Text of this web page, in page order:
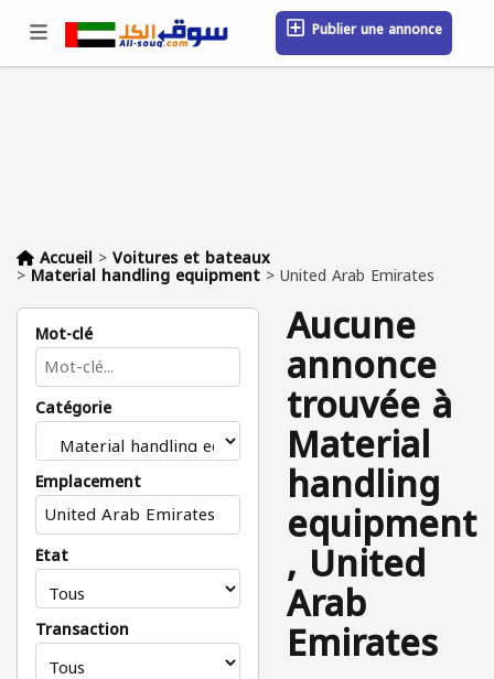
Publier une annonce
Se connecter / S'inscrire
Accueil >Voitures et bateaux
> Material handling equipment >United Arab Emirates
Mot-clé
Catégorie
Emplacement
État
Transaction
Aucune
annonce
trouvée à
Material
handling
equipment
, United
Arab
Emirates